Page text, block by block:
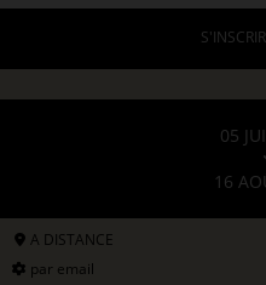
05
16
A DISTANCE
par email